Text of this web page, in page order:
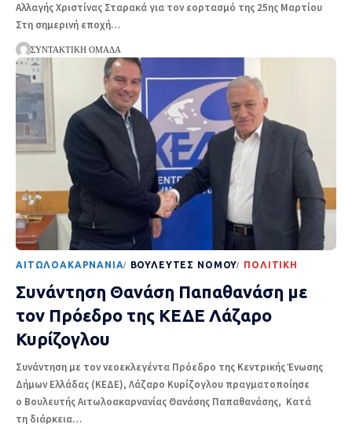
Αλλαγής Χριστίνας Σταρακά για τον εορτασμό της 25ης Μαρτίου
Στη σημερινή εποχή…
ΣΥΝΤΑΚΤΙΚΉ ΟΜΆΔΑ
AΙΤΩΛΟΑΚΑΡΝΑΝΊΑ ΒΟΥΛΕΥΤΈΣ ΝΟΜΟΎ ΠΟΛΙΤΙΚΉ
Συνάντηση Θανάση Παπαθανάση με
τον Πρόεδρο της ΚΕΔΕ Λάζαρο
Κυρίζογλου
Συνάντηση με τον νεοεκλεγέντα Πρόεδρο της Κεντρικής Ένωσης
Δήμων Ελλάδας (ΚΕΔΕ), Λάζαρο Κυρίζογλου πραγματοποίησε
ο Βουλευτής Αιτωλοακαρνανίας Θανάσης Παπαθανάσης, Κατά
τη διάρκεια…